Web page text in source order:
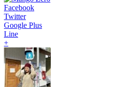
Facebook
Twitter
Google Plus
Line
+